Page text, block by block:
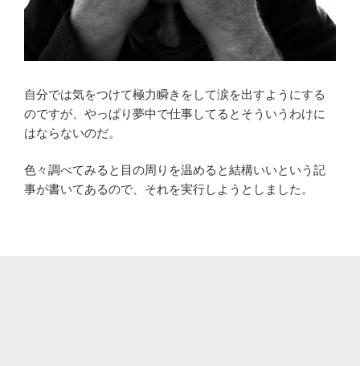
自分では気をつけて極力瞬きをして涙を出すようにする
のですが、やっぱり夢中で仕事してるとそういうわけに
はならないのだ。
色々調べてみると目の周りを温めると結構いいという記
事が書いてあるので、それを実行しようとしました。